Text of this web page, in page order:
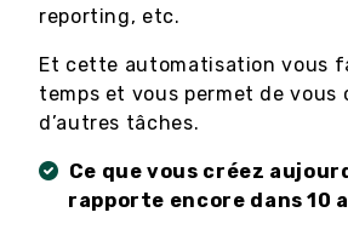
reporting, etc.
Et cette automatisation vous
temps et vous permet de vous
d’autres tâches.
Ce que vous créez
rapporte encore dans 10